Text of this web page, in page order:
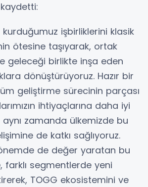
işbirliklerini klasik
ötesine taşıyarak, ortak
geleceği birlikte inşa eden
dönüştürüyoruz. Hazır bir
geliştirme sürecinin parçası
ihtiyaçlarına daha iyi
aynı zamanda ülkemizde bu
de katkı sağlıyoruz.
de değer yaratan bu
farklı segmentlerde yeni
TOGG ekosistemini ve